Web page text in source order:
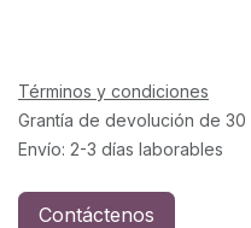
Términos y condiciones
Grantía de devolución de 30
Envío: 2-3 días laborables
Contáctenos